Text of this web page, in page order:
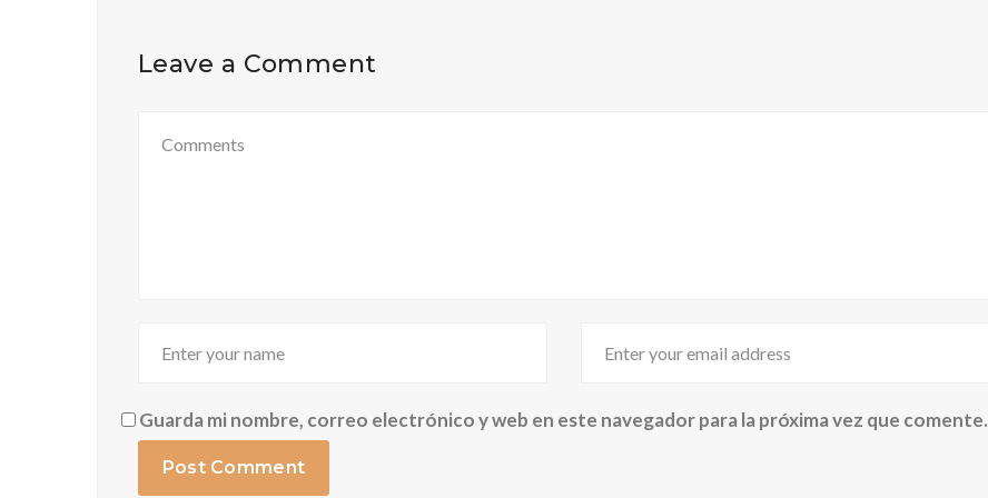
Leave a Comment
Guarda mi nombre, correo electrónico y web en este navegador para la próxima vez que comente.